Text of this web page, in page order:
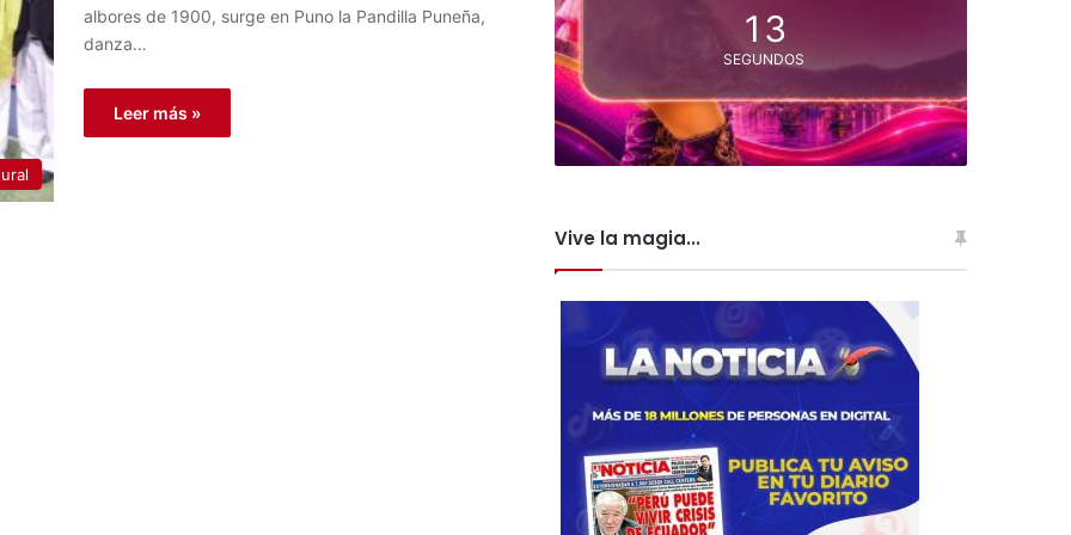
albores de 1900, surge en Puno la Pandilla Puneña,
danza…
Leer más »
13
SEGUNDOS
Vive la magia...